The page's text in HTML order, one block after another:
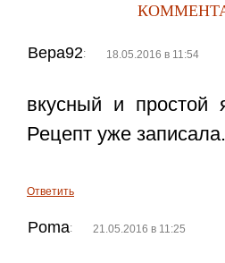
Вера92: 18.05.2016 в 11:54
вкусный и простой
Рецепт уже записала.
Ответить
Poma: 21.05.2016 в 11:25